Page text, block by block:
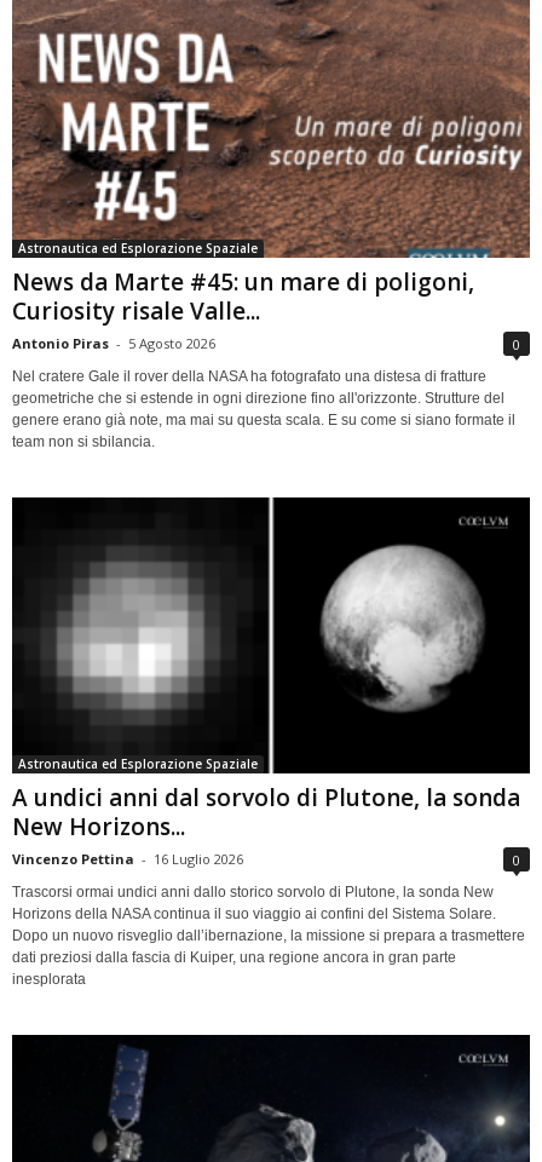
Astronautica ed Esplorazione Spaziale
News da Marte #45: un mare di poligoni,
Curiosity risale Valle...
Antonio Piras - 5 Agosto 2026 0
Nel cratere Gale il rover della NASA ha fotografato una distesa di fratture
geometriche che si estende in ogni direzione fino all'orizzonte. Strutture del
genere erano già note, ma mai su questa scala. E su come si siano formate il
team non si sbilancia.
Astronautica ed Esplorazione Spaziale
A undici anni dal sorvolo di Plutone, la sonda
New Horizons...
Vincenzo Pettina - 16 Luglio 2026 0
Trascorsi ormai undici anni dallo storico sorvolo di Plutone, la sonda New
Horizons della NASA continua il suo viaggio ai confini del Sistema Solare.
Dopo un nuovo risveglio dall’ibernazione, la missione si prepara a trasmettere
dati preziosi dalla fascia di Kuiper, una regione ancora in gran parte
inesplorata